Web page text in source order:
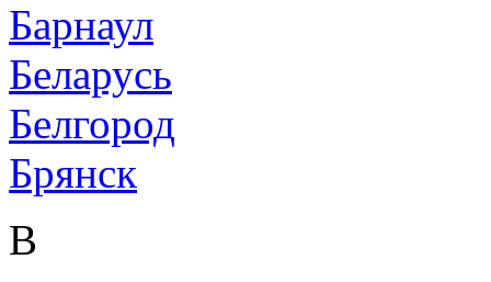
Барнаул
Беларусь
Белгород
Брянск
В